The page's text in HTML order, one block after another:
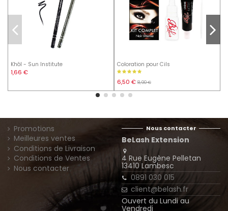
Khôl - Sun Institute
1,66 €
Coloration pour Cils
6,50 € 8,90 €
Promotions
Meilleures ventes
Conditions de Livraison
Conditions de Ventes
Nous contacter
Nous contacter
BeLash Extension
4 Rue Eugène Pelletan
13410 Lambesc
0891 030 015
client@belash.fr
Ouvert du Lundi au
Vendredi